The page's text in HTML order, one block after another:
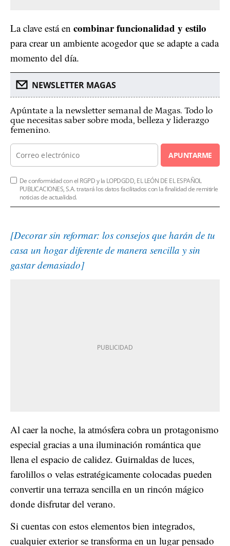
La clave está en combinar funcionalidad y estilo
para crear un ambiente acogedor que se adapte a cada
momento del día.
NEWSLETTER MAGAS
Apúntate a la newsletter semanal de Magas. Todo lo
que necesitas saber sobre moda, belleza y liderazgo
femenino.
APUNTARME
De conformidad con el RGPD y la LOPDGDD, EL LEÓN DE EL ESPAÑOL
PUBLICACIONES, S.A. tratará los datos facilitados con la finalidad de remitirle
noticias de actualidad.
[Decorar sin reformar: los consejos que harán de tu
casa un hogar diferente de manera sencilla y sin
gastar demasiado]
Al caer la noche, la atmósfera cobra un protagonismo
especial gracias a una iluminación romántica que
llena el espacio de calidez. Guirnaldas de luces,
farolillos o velas estratégicamente colocadas pueden
convertir una terraza sencilla en un rincón mágico
donde disfrutar del verano.
Si cuentas con estos elementos bien integrados,
cualquier exterior se transforma en un lugar pensado